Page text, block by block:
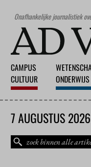
Onafhankelijke journalistiek
CAMPUS
CULTUUR
ONDERWIJS
7 AUGUSTUS 2026